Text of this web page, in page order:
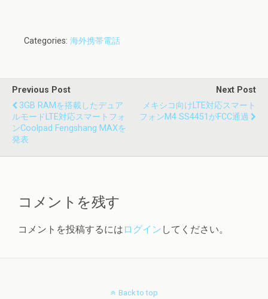
Categories: 海外携帯電話
Previous Post
3GB RAMを搭載したデュア
ルモードLTE対応スマートフォ
ンCoolpad Fengshang MAXを
発表
Next Post
メキシコ向けLTE対応スマート
フォンM4 SS4451がFCC通過
コメントを残す
コメントを投稿するには ログイン してください。
Back to top